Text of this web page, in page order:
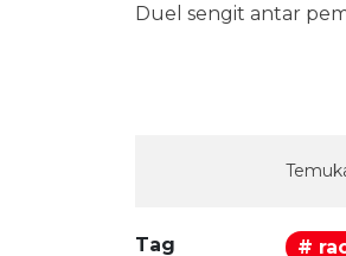
Duel sengit antar
Tag #